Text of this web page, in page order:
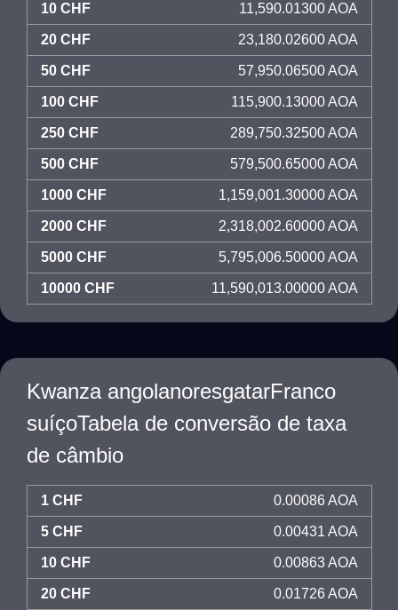
10 CHF 11,590.01300 AOA
20 CHF 23,180.02600 AOA
50 CHF 57,950.06500 AOA
100 CHF 115,900.13000 AOA
250 CHF 289,750.32500 AOA
500 CHF 579,500.65000 AOA
1000 CHF 1,159,001.30000 AOA
2000 CHF 2,318,002.60000 AOA
5000 CHF 5,795,006.50000 AOA
10000 CHF 11,590,013.00000 AOA
Kwanza angolanoresgatarFranco
suíçoTabela de conversão de taxa
de câmbio
1 CHF 0.00086 AOA
5 CHF 0.00431 AOA
10 CHF 0.00863 AOA
20 CHF 0.01726 AOA